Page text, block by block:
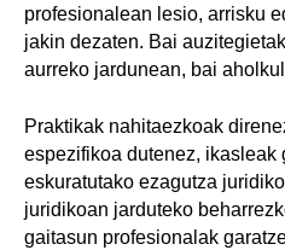
profesionalean lesio, arrisku
jakin dezaten. Bai
aurreko jardunean, bai
Praktikak nahitaezkoak
espezifikoa dutenez, ikasleak
eskuratutako ezagutza
juridikoan jarduteko
gaitasun profesionalak